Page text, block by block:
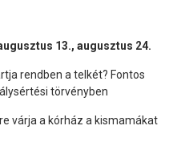
13., augusztus 24.
rendben a telkét? Fontos
törvényben
várja a kórház a kismamákat